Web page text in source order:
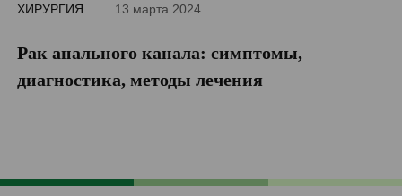
ХИРУРГИЯ 13 марта 2024
Рак анального канала: симптомы,
диагностика, методы лечения